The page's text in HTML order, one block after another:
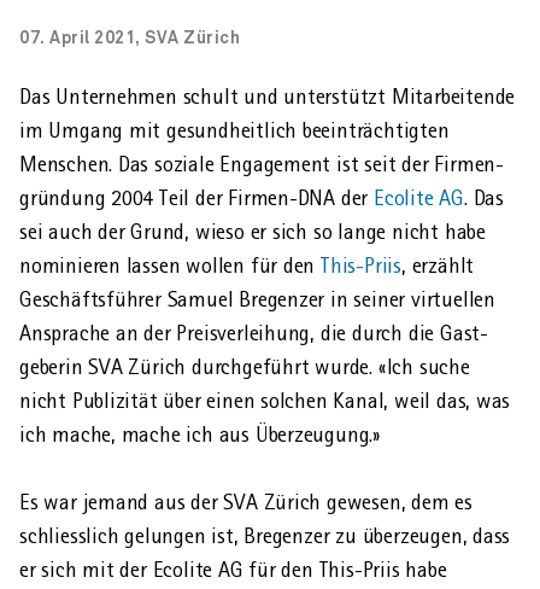
Haushaltshilfe anstellen – was tun?
Selbständig werden – was tun?
Auszahlungstermine AHV- und IV-Renten
Entschädigung des andern Elternteils beantragen (Vater
Überbrückungsleistungen beantragen
Auszahlungstermine Ergänzungs- und
fördern
Webinar: Prävention im KMU-Betrieb
Entschädigung des andern Elternteils beantragen (Vater
Beiträge von Haushaltshilfen
Vaterschaftsentschädigung
AHV-Rente
Prämienverbilligung
Rechnungsformulare IV
Lohnabrechnungen für Haushaltshilfen
Lohndeklaration
Todesfall oder neuen Zivilstand melden
Rückerstattung von IV-Leistungen
Auftrag
Produkte
Organisation
Organe
Jahresbericht
Unser Fundament
Unsere Strategie
Unser Managementsystem
This-Priis: Der IV-Arbeitgeber-Award
Kontaktformulare
Telefon
Beratung vor Ort
Medienstelle
Öffnungszeiten Feiertage
Stellenangebot
Offene Stellen
Ärztin/Arzt im RAD
Kundenberatung / Sachbearbeitung
KV-Lehrbeginn 2027
Stimmen von Mitarbeitenden
Lehre und Berufseinstieg
KV-Lehre
Nach der Matura
Nach dem Studium
SVA Zürich erleben
Blick ins Unternehmen
Unser Führungsverständnis
Unser Talentmanagement
O-Ton von Mitarbeitenden
ÜBERBLICK
News
Neuerungen
Kontext
Kurzinfo
Empfehlungen
Medienmitteilung
Publikationen
Unternehmensporträt
Jahresbericht 2025
riva – für den Berufseinstieg
Neuerungen 2026 in den Sozialversicherungen
Anlässe
This-Priis
KV-Lehrbeginn 2027
Weiterbildung: Generationen verstehen, Gesundheit
fördern
Kontakt
Login
Extranet für Mitarbeitende der AHV-
Zweigstellen
Benutzername
Passwort
Login
07. April 2021, SVA Zürich
Das Unternehmen schult und unterstützt Mitarbeitende
im Umgang mit gesundheitlich beeinträchtigten
Menschen. Das soziale Engagement ist seit der Firmen­
gründung 2004 Teil der Firmen-DNA der Ecolite AG. Das
sei auch der Grund, wieso er sich so lange nicht habe
nominieren lassen wollen für denThis-Priis, erzählt
Geschäftsführer Samuel Bregenzer in seiner virtuellen
Ansprache an der Preis­verleihung, die durch die Gast­
geberin SVA Zürich durchgeführt wurde. «Ich suche
nicht Publizität über einen solchen Kanal, weil das, was
ich mache, mache ich aus Überzeugung.»
Es war jemand aus der SVA Zürich gewesen, dem es
schliesslich gelungen ist, Bregenzer zu überzeugen, dass
er sich mit der Ecolite AG für den This-Priis habe